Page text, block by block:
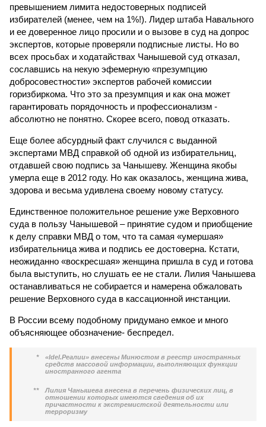
превышением лимита недостоверных подписей
избирателей (менее, чем на 1%!). Лидер штаба Навального
и ее доверенное лицо просили и о вызове в суд на допрос
экспертов, которые проверяли подписные листы. Но во
всех просьбах и ходатайствах Чанышевой суд отказал,
сославшись на некую эфемерную «презумпцию
добросовестности» экспертов рабочей комиссии
горизбиркома. Что это за презумпция и как она может
гарантировать порядочность и профессионализм -
абсолютно не понятно. Скорее всего, повод отказать.
Еще более абсурдный факт случился с выданной
экспертами МВД справкой об одной из избирательниц,
отдавшей свою подпись за Чанышеву. Женщина якобы
умерла еще в 2012 году. Но как оказалось, женщина жива,
здорова и весьма удивлена своему новому статусу.
Единственное положительное решение уже Верховного
суда в пользу Чанышевой – принятие судом и приобщение
к делу справки МВД о том, что та самая «умершая»
избирательница жива и подпись ее достоверна. Кстати,
неожиданно «воскресшая» женщина пришла в суд и готова
была выступить, но слушать ее не стали. Лилия Чанышева
останавливаться не собирается и намерена обжаловать
решение Верховного суда в кассационной инстанции.
В России всему подобному придумано емкое и много
объясняющее обозначение- беспредел.
*
«Idel.Реалии» внесены Минюстом в реестр иностранных
средств массовой информации, выполняющих функции
иностранного агента
**
Лилия Чанышева внесена в перечень физических лиц, в
отношении которых имеются сведения об их
причастности к экстремистской деятельности или
терроризму